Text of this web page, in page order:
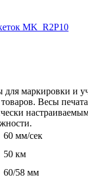
MK_R2P10
для маркировки и
Весы
60 мм/сек
50 км
60/58 мм